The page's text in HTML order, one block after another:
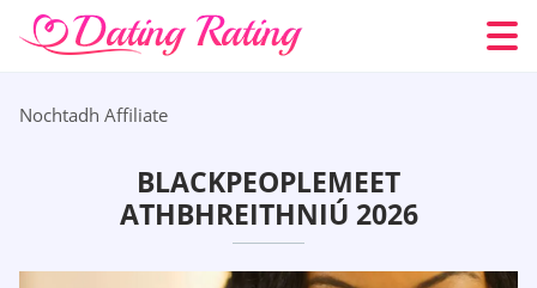
Nochtadh Affiliate
BLACKPEOPLEMEET
ATHBHREITHNIÚ 2026